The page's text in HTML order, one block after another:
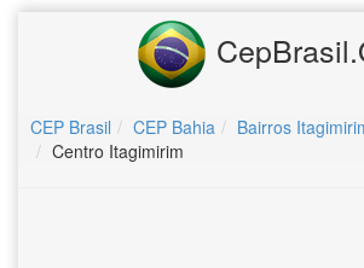
CEP Brasil CEP Bahia
Bairros
Centro Itagimirim